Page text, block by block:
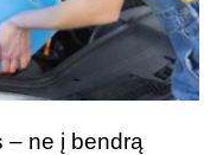
– ne į bendrą